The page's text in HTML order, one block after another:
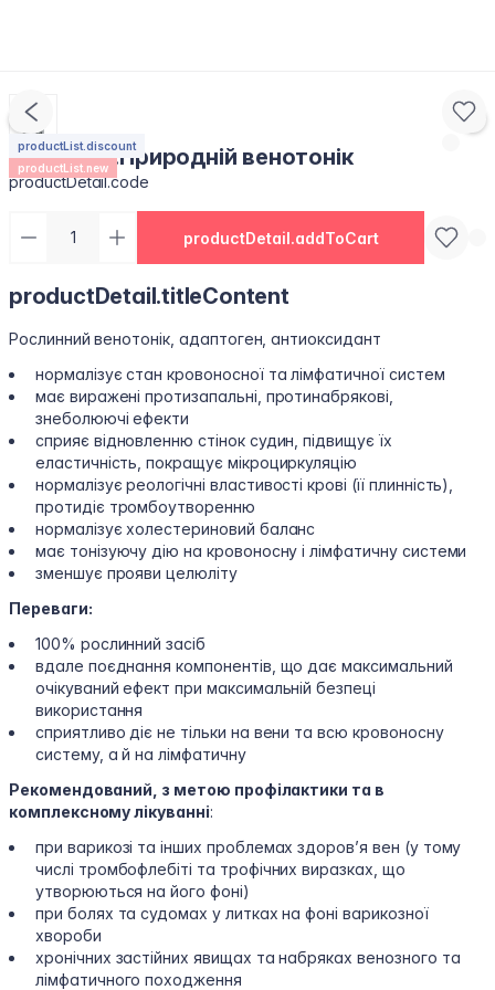
productList.discount
productList.new
VENO-FIT.Природній венотонік
productDetail.code
productDetail.addToCart
productDetail.titleContent
Рослинний венотонік, адаптоген, антиоксидант
нормалізує стан кровоносної та лімфатичної систем
має виражені протизапальні, протинабрякові,
знеболюючі ефекти
сприяє відновленню стінок судин, підвищує їх
еластичність, покращує мікроциркуляцію
нормалізує реологічні властивості крові (її плинність),
протидіє тромбоутворенню
нормалізує холестериновий баланс
має тонізуючу дію на кровоносну і лімфатичну системи
зменшує прояви целюліту
Переваги:
100% рослинний засіб
вдале поєднання компонентів, що дає максимальний
очікуваний ефект при максимальній безпеці
використання
сприятливо діє не тільки на вени та всю кровоносну
систему, а й на лімфатичну
Рекомендований, з метою профілактики та в
комплексному лікуванні:
при варикозі та інших проблемах здоров’я вен (у тому
числі тромбофлебіті та трофічних виразках, що
утворюються на його фоні)
при болях та судомах у литках на фоні варикозної
хвороби
хронічних застійних явищах та набряках венозного та
лімфатичного походження